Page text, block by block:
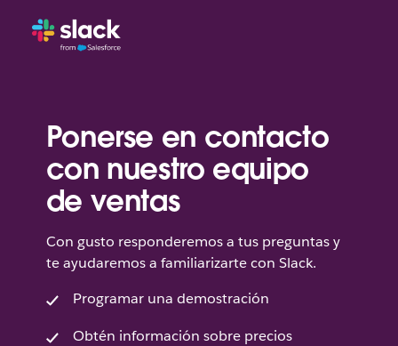
Ponerse en contacto
con nuestro equipo
de ventas
Con gusto responderemos a tus preguntas y
te ayudaremos a familiarizarte con Slack.
Programar una demostración
Obtén información sobre precios